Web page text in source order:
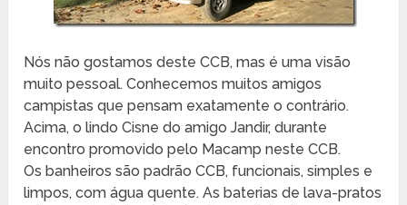
Nós não gostamos deste CCB, mas é uma visão
muito pessoal. Conhecemos muitos amigos
campistas que pensam exatamente o contrário.
Acima, o lindo Cisne do amigo Jandir, durante
encontro promovido pelo Macamp neste CCB.
Os banheiros são padrão CCB, funcionais, simples e
limpos, com água quente. As baterias de lava-pratos